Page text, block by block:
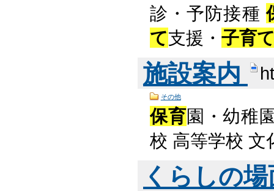
診・予防接種
て支援・子育
施設案内
その他
保育園・幼稚
校 高等学校
くらしの